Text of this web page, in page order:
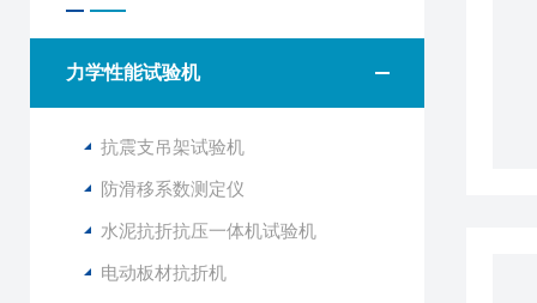
力学性能试验机
抗震支吊架试验机
防滑移系数测定仪
水泥抗折抗压一体机试验机
电动板材抗折机